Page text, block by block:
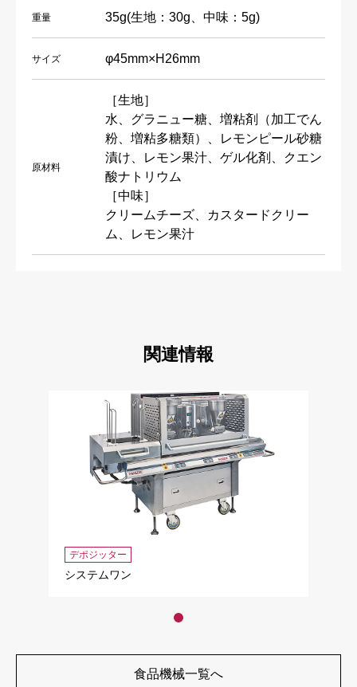
重量 35g(生地：30g、中味：5g)
サイズ φ45mm×H26mm
原材料
［生地］
水、グラニュー糖、増粘剤（加工でん
粉、増粘多糖類）、レモンピール砂糖
漬け、レモン果汁、ゲル化剤、クエン
酸ナトリウム
［中味］
クリームチーズ、カスタードクリー
ム、レモン果汁
関連情報
デポジッター
システムワン
食品機械一覧へ